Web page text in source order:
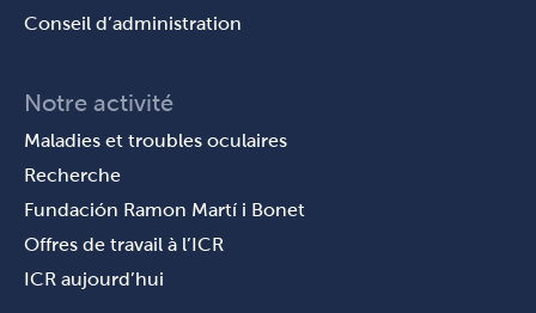
Conseil d’administration
Notre activité
Maladies et troubles oculaires
Recherche
Fundación Ramon Martí i Bonet
Offres de travail à l’ICR
ICR aujourd’hui